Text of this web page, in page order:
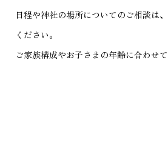
日程や神社の場所についてのご相談は
ください。
ご家族構成やお子さまの年齢に合わせ